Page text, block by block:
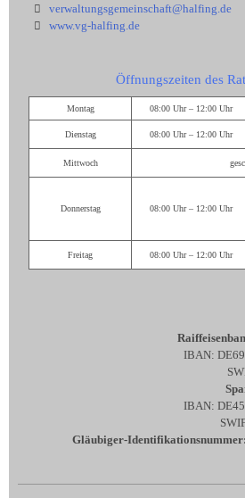
verwaltungsgemeinschaft@halfing.de
www.vg-halfing.de
Öffnungszeiten des
Montag 08:00 Uhr – 12:00 Uhr
Dienstag 08:00 Uhr – 12:00 Uhr
Mittwoch
Donnerstag 08:00 Uhr – 12:00 Uhr
Freitag 08:00 Uhr – 12:00 Uhr
IBAN:
IBAN:
Gläubiger-